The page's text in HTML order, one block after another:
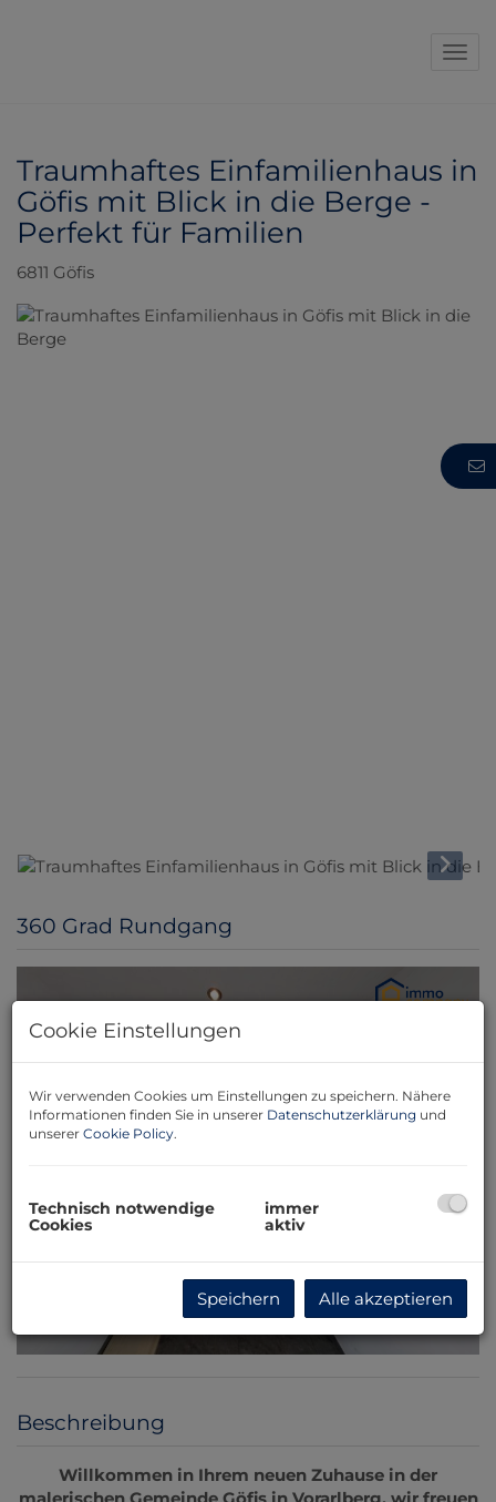
Traumhaftes Einfamilienhaus in
Göfis mit Blick in die Berge -
Perfekt für Familien
6811 Göfis
360 Grad Rundgang
Beschreibung
Willkommen in Ihrem neuen Zuhause in der
Cookie Einstellungen
Wir verwenden Cookies um Einstellungen zu speichern. Nähere
Informationen finden Sie in unserer Datenschutzerklärung und
unserer Cookie Policy.
Technisch notwendige
Cookies
immer
aktiv
Speichern Alle akzeptieren